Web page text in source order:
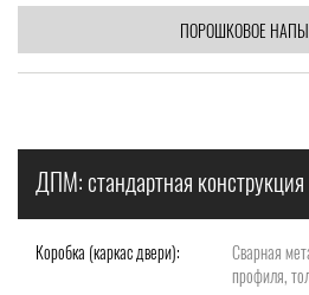
ПОРОШКОВОЕ
ДПМ: стандартная конструкция
Коробка (каркас двери):
Сварная
профиля,